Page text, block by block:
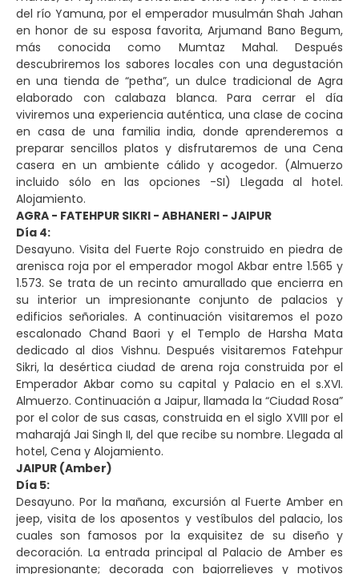
del río Yamuna, por el emperador musulmán Shah Jahan
en honor de su esposa favorita, Arjumand Bano Begum,
más conocida como Mumtaz Mahal. Después
descubriremos los sabores locales con una degustación
en una tienda de “petha”, un dulce tradicional de Agra
elaborado con calabaza blanca. Para cerrar el día
viviremos una experiencia auténtica, una clase de cocina
en casa de una familia india, donde aprenderemos a
preparar sencillos platos y disfrutaremos de una Cena
casera en un ambiente cálido y acogedor. (Almuerzo
incluido sólo en las opciones -SI) Llegada al hotel.
Alojamiento.
AGRA - FATEHPUR SIKRI - ABHANERI - JAIPUR
Día 4:
Desayuno. Visita del Fuerte Rojo construido en piedra de
arenisca roja por el emperador mogol Akbar entre 1.565 y
1.573. Se trata de un recinto amurallado que encierra en
su interior un impresionante conjunto de palacios y
edificios señoriales. A continuación visitaremos el pozo
escalonado Chand Baori y el Templo de Harsha Mata
dedicado al dios Vishnu. Después visitaremos Fatehpur
Sikri, la desértica ciudad de arena roja construida por el
Emperador Akbar como su capital y Palacio en el s.XVI.
Almuerzo. Continuación a Jaipur, llamada la “Ciudad Rosa”
por el color de sus casas, construida en el siglo XVIII por el
maharajá Jai Singh II, del que recibe su nombre. Llegada al
hotel, Cena y Alojamiento.
JAIPUR (Amber)
Día 5:
Desayuno. Por la mañana, excursión al Fuerte Amber en
jeep, visita de los aposentos y vestíbulos del palacio, los
cuales son famosos por la exquisitez de su diseño y
decoración. La entrada principal al Palacio de Amber es
impresionante; decorada con bajorrelieves y motivos